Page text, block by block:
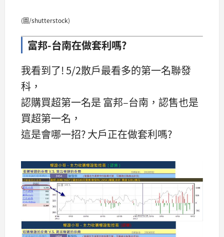
(圖/shutterstock)
富邦-台南在做套利嗎?
我看到了! 5/2散戶最看多的第一名聯發
科，
認購買超第一名是 富邦–台南，認售也是
買超第一名，
這是會哪一招? 大戶正在做套利嗎?